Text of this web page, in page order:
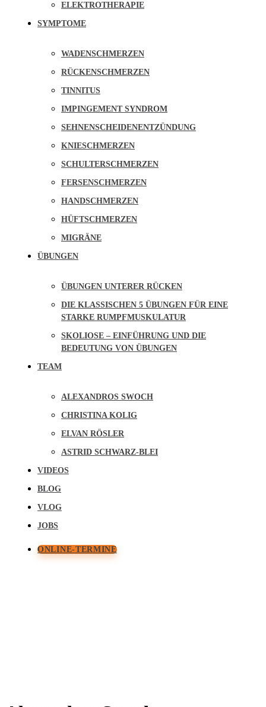
ELEKTROTHERAPIE
SYMPTOME
WADENSCHMERZEN
RÜCKENSCHMERZEN
TINNITUS
IMPINGEMENT SYNDROM
SEHNENSCHEIDENENTZÜNDUNG
KNIESCHMERZEN
SCHULTERSCHMERZEN
FERSENSCHMERZEN
HANDSCHMERZEN
HÜFTSCHMERZEN
MIGRÄNE
ÜBUNGEN
ÜBUNGEN UNTERER RÜCKEN
DIE KLASSISCHEN 5 ÜBUNGEN FÜR EINE
STARKE RUMPFMUSKULATUR
SKOLIOSE – EINFÜHRUNG UND DIE
BEDEUTUNG VON ÜBUNGEN
TEAM
ALEXANDROS SWOCH
CHRISTINA KOLIG
ELVAN RÖSLER
ASTRID SCHWARZ-BLEI
VIDEOS
BLOG
VLOG
JOBS
ONLINE-TERMINE